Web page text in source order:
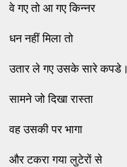
वे गए तो आ गए किन्नर
धन नहीं मिला तो
उतार ले गए उसके सारे कपडे।
सामने जो दिखा रास्ता
वह उसकी पर भागा
और टकरा गया लुटेरों से